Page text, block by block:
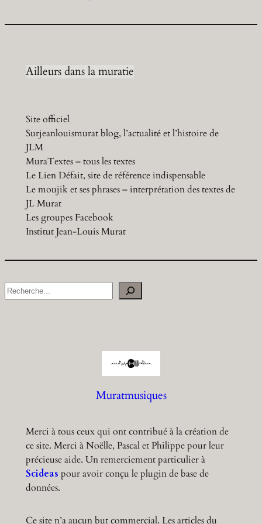
Ailleurs dans la muratie
Site officiel
Surjeanlouismurat blog, l’actualité et l’histoire de
JLM
MuraTextes – tous les textes
Le Lien Défait, site de référence indispensable
Le moujik et ses phrases – interprétation des textes de
JL Murat
Les groupes Facebook
Institut Jean-Louis Murat
S
Muratmusiques
Merci à tous ceux qui ont contribué à la création de
ce site. Merci à Noëlle, Pascal et Philippe pour leur
précieuse aide. Un remerciement particulier à
Scideas pour avoir conçu le plugin de base de
données.
Ce site n’a aucun but commercial. Les articles du